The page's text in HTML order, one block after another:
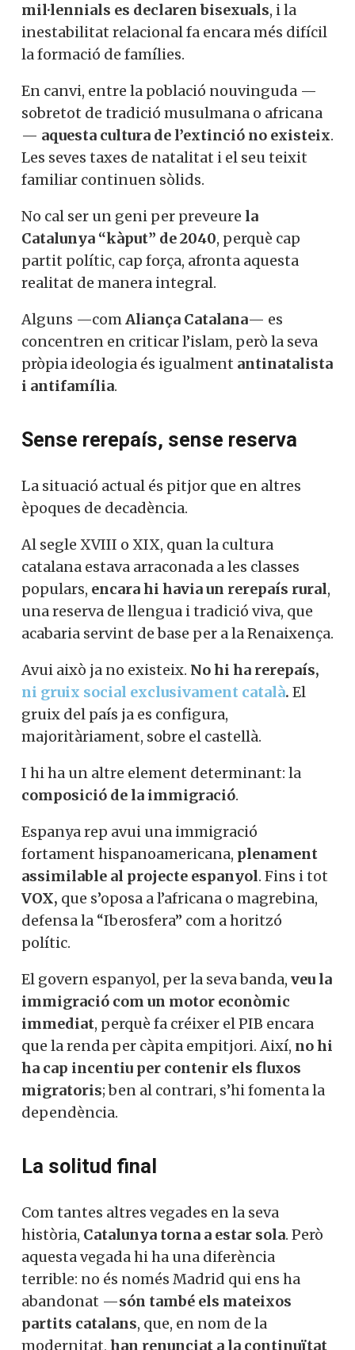
mil·lennials es declaren bisexuals, i la
inestabilitat relacional fa encara més difícil
la formació de famílies.
En canvi, entre la població nouvinguda —
sobretot de tradició musulmana o africana
— aquesta cultura de l’extinció no existeix.
Les seves taxes de natalitat i el seu teixit
familiar continuen sòlids.
No cal ser un geni per preveure la
Catalunya “kàput” de 2040, perquè cap
partit polític, cap força, afronta aquesta
realitat de manera integral.
Alguns —comAliança Catalana— es
concentren en criticar l’islam, però la seva
pròpia ideologia és igualment antinatalista
i antifamília.
Sense rerepaís, sense reserva
La situació actual és pitjor que en altres
èpoques de decadència.
Al segle XVIII o XIX, quan la cultura
catalana estava arraconada a les classes
populars, encara hi havia un rerepaís rural,
una reserva de llengua i tradició viva, que
acabaria servint de base per a la Renaixença.
Avui això ja no existeix. No hi ha rerepaís,
ni gruix social exclusivament català. El
gruix del país ja es configura,
majoritàriament, sobre el castellà.
I hi ha un altre element determinant: la
composició de la immigració.
Espanya rep avui una immigració
fortament hispanoamericana, plenament
assimilable al projecte espanyol. Fins i tot
VOX, que s’oposa a l’africana o magrebina,
defensa la “Iberosfera” com a horitzó
polític.
El govern espanyol, per la seva banda, veu la
immigració com un motor econòmic
immediat, perquè fa créixer el PIB encara
que la renda per càpita empitjori. Així, no hi
ha cap incentiu per contenir els fluxos
migratoris; ben al contrari, s’hi fomenta la
dependència.
La solitud final
Com tantes altres vegades en la seva
història, Catalunya torna a estar sola. Però
aquesta vegada hi ha una diferència
terrible: no és només Madrid qui ens ha
abandonat —són també els mateixos
partits catalans, que, en nom de la
modernitat, han renunciat a la continuïtat